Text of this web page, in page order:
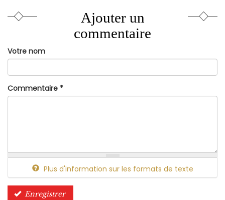
Ajouter un
commentaire
Votre nom
Commentaire *
Plus d'information sur les formats de texte
Enregistrer